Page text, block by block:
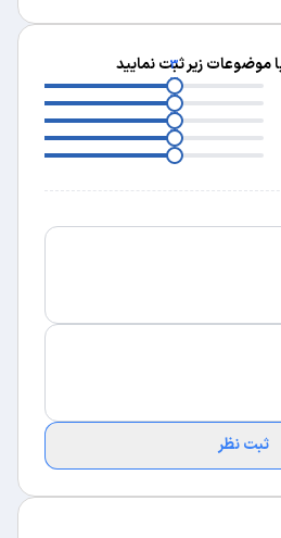
موضوعات زیر ثبت نمایید
3
3
3
3
3
ثبت نظر